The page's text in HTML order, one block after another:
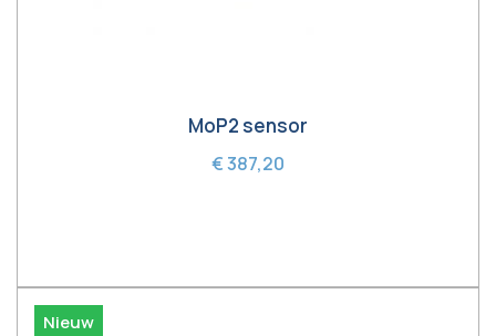
MoP2 sensor
€ 387,20
Nieuw